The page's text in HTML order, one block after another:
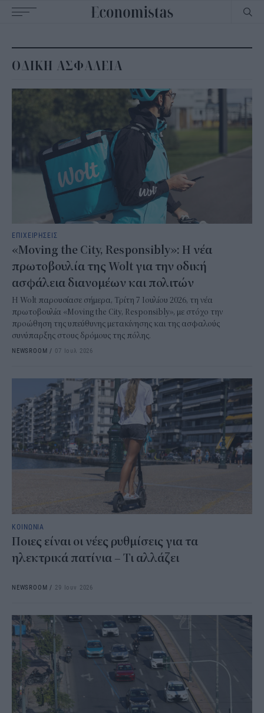
navigation
ΟΔΙΚΗ ΑΣΦΑΛΕΙΑ
ΕΠΙΧΕΙΡΗΣΕΙΣ
«Moving the City, Responsibly»: Η νέα
πρωτοβουλία της Wolt για την οδική
ασφάλεια διανομέων και πολιτών
Η Wolt παρουσίασε σήμερα, Τρίτη 7 Ιουλίου 2026, τη νέα
πρωτοβουλία «Moving the City, Responsibly», με στόχο την
προώθηση της υπεύθυνης μετακίνησης και της ασφαλούς
συνύπαρξης στους δρόμους της πόλης.
NEWSROOM / 07 Ιουλ 2026
ΚΟΙΝΩΝΙΑ
Ποιες είναι οι νέες ρυθμίσεις για τα
ηλεκτρικά πατίνια – Τι αλλάζει
NEWSROOM / 29 Ιουν 2026